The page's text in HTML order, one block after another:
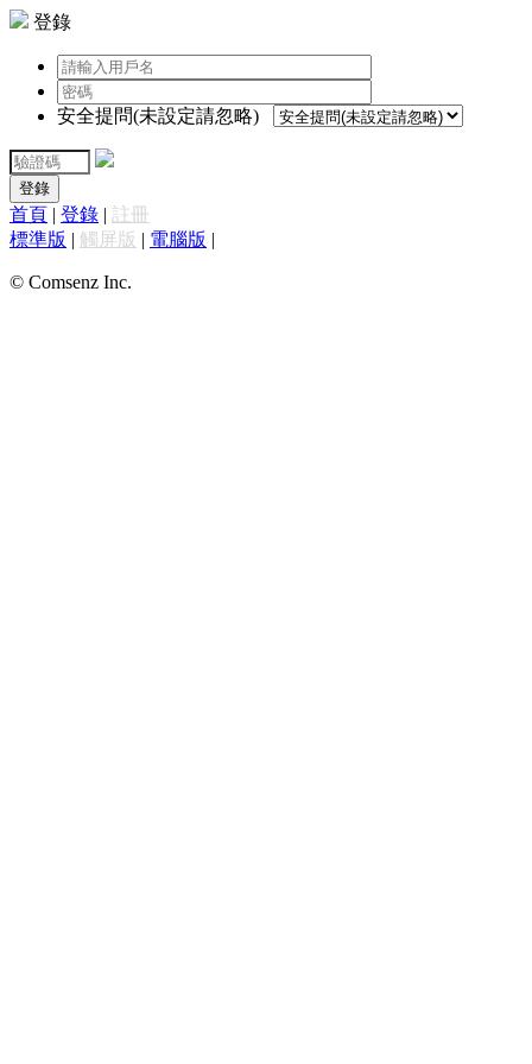
登錄
安全提問(未設定請忽略)
登錄
首頁 | 登錄 | 註冊
標準版 | 觸屏版 | 電腦版 |
© Comsenz Inc.